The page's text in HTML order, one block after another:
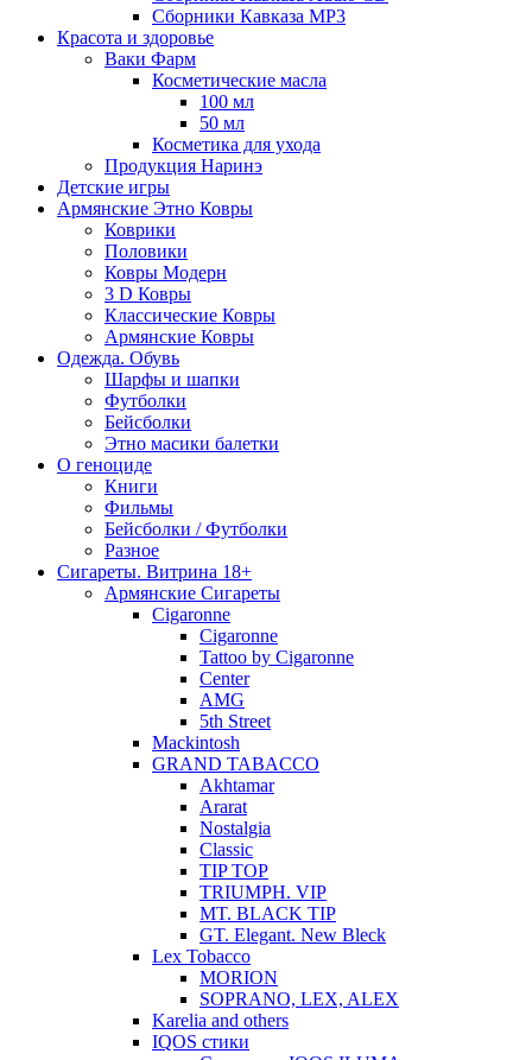
Сборники Кавказа MP3
Красота и здоровье
Ваки Фарм
Косметические масла
100 мл
50 мл
Косметика для ухода
Продукция Наринэ
Детские игры
Армянские Этно Ковры
Коврики
Половики
Ковры Модерн
3 D Ковры
Классические Ковры
Армянские Ковры
Одежда. Обувь
Шарфы и шапки
Футболки
Бейсболки
Этно масики балетки
О геноциде
Книги
Фильмы
Бейсболки / Футболки
Разное
Сигареты. Витрина 18+
Армянские Сигареты
Cigaronne
Cigaronne
Tattoo by Cigaronne
Center
AMG
5th Street
Mackintosh
GRAND TABACCO
Akhtamar
Ararat
Nostalgia
Classic
TIP TOP
TRIUMPH. VIP
MT. BLACK TIP
GT. Elegant. New Bleck
Lex Tobacco
MORION
SOPRANO, LEX, ALEX
Karelia and others
IQOS стики